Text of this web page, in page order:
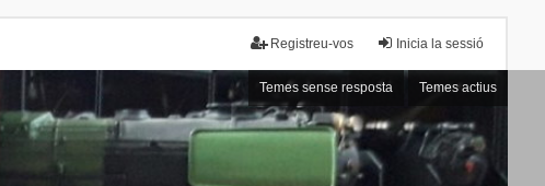
Inicia la sessió
Registreu-vos
Temes sense resposta Temes actius